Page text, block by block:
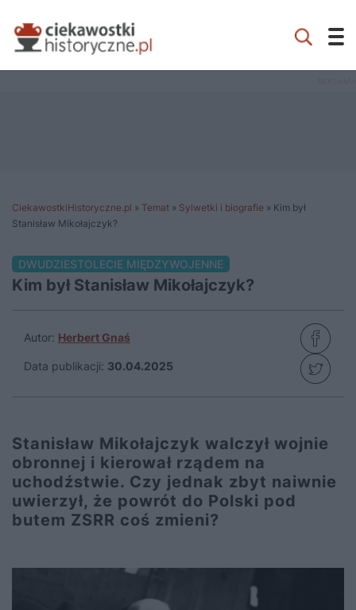
CiekawostkiHistoryczne.pl » Temat » Sylwetki i biografie » Kim był
Stanisław Mikołajczyk?
DWUDZIESTOLECIE MIĘDZYWOJENNE
Kim był Stanisław Mikołajczyk?
Autor: Herbert Gnaś
Data publikacji: 30.04.2025
Stanisław Mikołajczyk walczył wojnie
obronnej i kierował rządem na
uchodźstwie. Czy jednak zbyt naiwnie
uwierzył, że powrót do Polski pod
butem ZSRR coś zmieni?